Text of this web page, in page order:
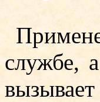
службе,